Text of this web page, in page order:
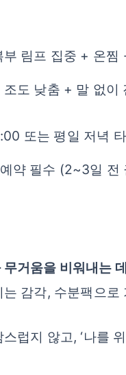
부 림프 집중 + 온
도 낮춤 + 말 없이
또는 평일 저녁
약 필수 (2~3일 전
무거움을 비워내는
감각, 수분팩으
럽지 않고, ‘나를